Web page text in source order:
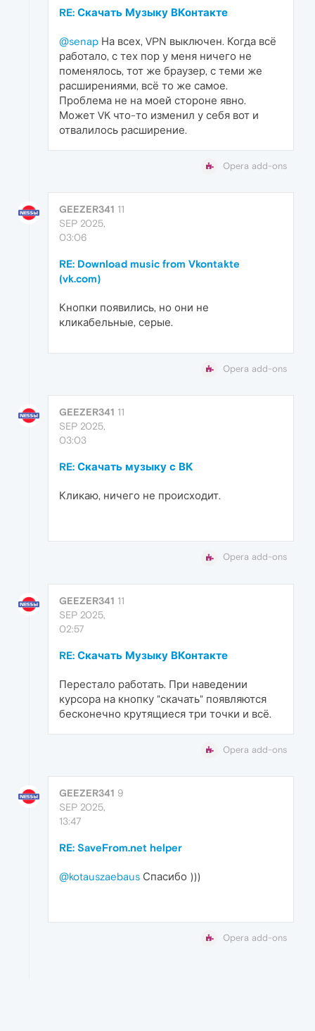
RE: Скачать Музыку ВКонтакте
@senap На всех, VPN выключен. Когда всё
работало, с тех пор у меня ничего не
поменялось, тот же браузер, с теми же
расширениями, всё то же самое.
Проблема не на моей стороне явно.
Может VK что-то изменил у себя вот и
отвалилось расширение.
Opera add-ons
GEEZER341 11
SEP 2025,
03:06
RE: Download music from Vkontakte
(vk.com)
Кнопки появились, но они не
кликабельные, серые.
Opera add-ons
GEEZER341 11
SEP 2025,
03:03
RE: Скачать музыку с ВК
Кликаю, ничего не происходит.
Opera add-ons
GEEZER341 11
SEP 2025,
02:57
RE: Скачать Музыку ВКонтакте
Перестало работать. При наведении
курсора на кнопку "скачать" появляются
бесконечно крутящиеся три точки и всё.
Opera add-ons
GEEZER341 9
SEP 2025,
13:47
RE: SaveFrom.net helper
@kotauszaebaus Спасибо )))
Opera add-ons